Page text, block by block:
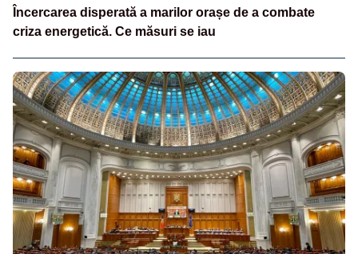
Încercarea disperată a marilor orașe de a combate
criza energetică. Ce măsuri se iau